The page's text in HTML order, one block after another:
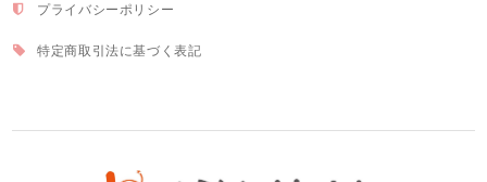
プライバシーポリシー
特定商取引法に基づく表記